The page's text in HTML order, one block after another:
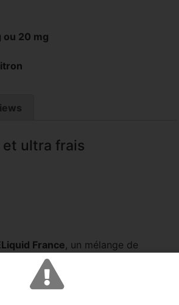
ou 20 mg
et ultra frais
France, un mélange de
dans un monde de saveurs.
qui vous enveloppent